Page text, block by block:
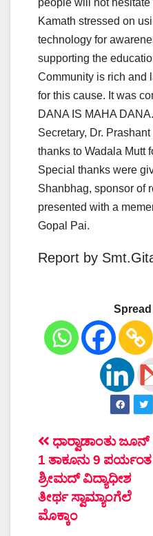
Kamath stressed on
technology for
supporting the
Community is rich and
for this cause. It was
DANA IS MAHA DANA.
Secretary, Dr.
thanks to Wadala Mutt
Special thanks were
Shanbhag, sponsor of
presented with a
Gopal Pai.
Report by
ಲೇಖನದ
ನ್ಯಾವಿಗೇಶನ್
ಧಾರ್‍ವಾಡಾಂತು ಜೂನ್
1 ತಾಕೂನು 9 ಪರ್ಯಂತ
ಶ್ರೀಮದ್ ವಿದ್ಯಾಧೀಶ
ತೀರ್ಥ ಸ್ವಾಮ್ಯಾಂಗೆಲೆ
ಮೊಕ್ಕಾಂ